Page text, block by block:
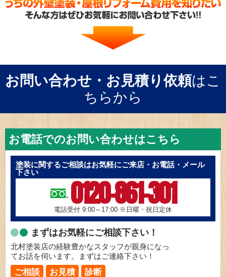
お問い合わせ・お見積り依頼はこ
ちらから
お電話でのお問い合わせはこちら
塗装に関するご相談はお気軽にご来店・お電話・メール
下さい
0120-861-301
電話受付 9:00～17:00 ※日曜・祝日定休
まずはお気軽にご相談下さい！
北村塗装店の経験豊かなスタッフが親身になっ
てお話を伺います。まずはご連絡下さい！
ご相談 お見積 診断